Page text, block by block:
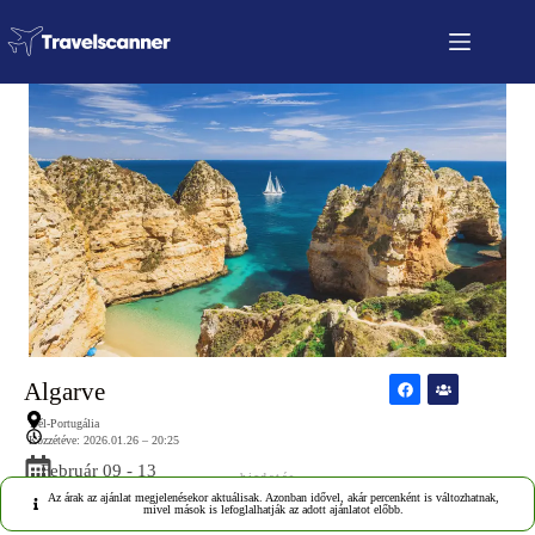
Algarve
Dél-Portugália
Közzétéve: 2026.01.26 – 20:25
Február 09 - 13
hirdetés
Az árak az ajánlat megjelenésekor aktuálisak. Azonban idővel, akár percenként is változhatnak,
mivel mások is lefoglalhatják az adott ajánlatot előbb.